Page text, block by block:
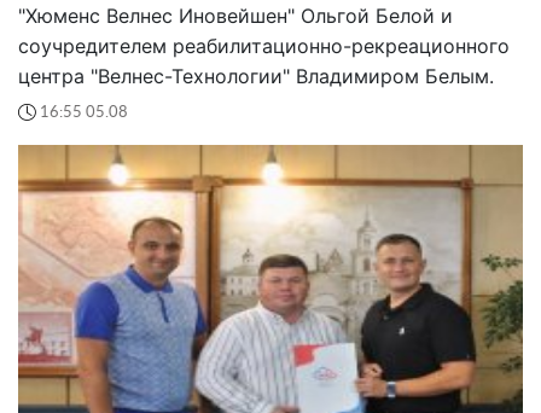
"Хюменс Велнес Иновейшен" Ольгой Белой и
соучредителем реабилитационно-рекреационного
центра "Велнес-Технологии" Владимиром Белым.
16:55 05.08